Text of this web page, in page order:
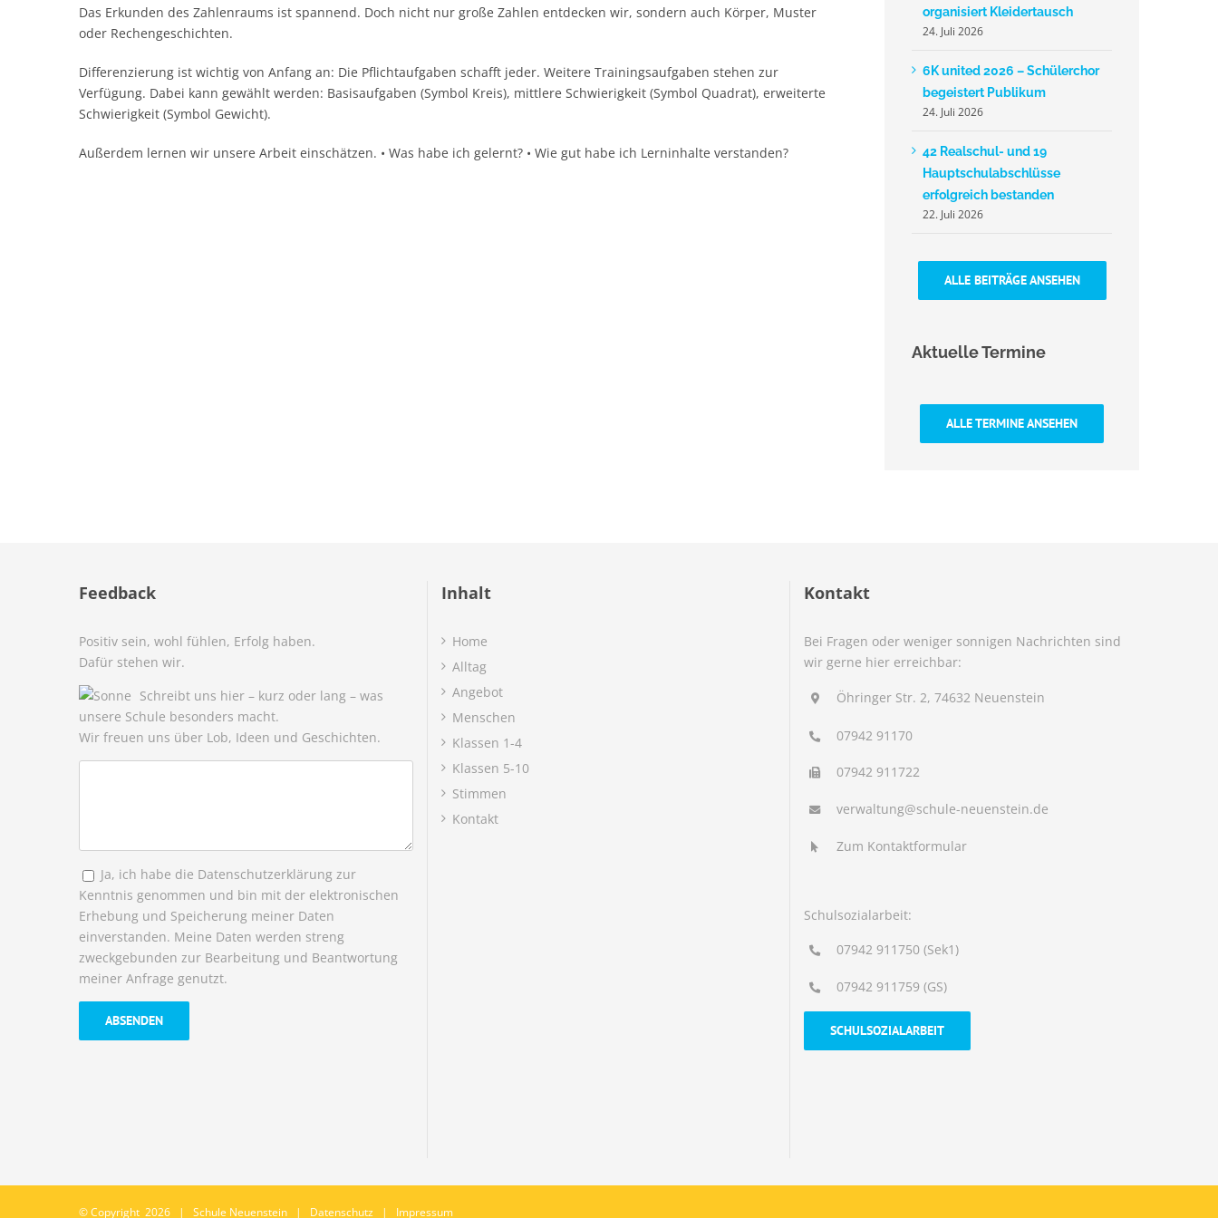
Das Erkunden des Zahlenraums ist spannend. Doch nicht nur große Zahlen entdecken wir, sondern auch Körper, Muster
oder Rechengeschichten.
Differenzierung ist wichtig von Anfang an: Die Pflichtaufgaben schafft jeder. Weitere Trainingsaufgaben stehen zur
Verfügung. Dabei kann gewählt werden: Basisaufgaben (Symbol Kreis), mittlere Schwierigkeit (Symbol Quadrat), erweiterte
Schwierigkeit (Symbol Gewicht).
Außerdem lernen wir unsere Arbeit einschätzen. • Was habe ich gelernt? • Wie gut habe ich Lerninhalte verstanden?
organisiert Kleidertausch
24. Juli 2026
6K united 2026 – Schülerchor
begeistert Publikum
24. Juli 2026
42 Realschul- und 19
Hauptschulabschlüsse
erfolgreich bestanden
22. Juli 2026
ALLE BEITRÄGE ANSEHEN
Aktuelle Termine
ALLE TERMINE ANSEHEN
Feedback
Positiv sein, wohl fühlen, Erfolg haben.
Dafür stehen wir.
Schreibt uns hier – kurz oder lang – was
unsere Schule besonders macht.
Wir freuen uns über Lob, Ideen und Geschichten.
Ja, ich habe die Datenschutzerklärung zur
Kenntnis genommen und bin mit der elektronischen
Erhebung und Speicherung meiner Daten
einverstanden. Meine Daten werden streng
zweckgebunden zur Bearbeitung und Beantwortung
meiner Anfrage genutzt.
Inhalt
Home
Alltag
Angebot
Menschen
Klassen 1-4
Klassen 5-10
Stimmen
Kontakt
Kontakt
Bei Fragen oder weniger sonnigen Nachrichten sind
wir gerne hier erreichbar:
Öhringer Str. 2, 74632 Neuenstein
07942 91170
07942 911722
verwaltung@schule-neuenstein.de
Zum Kontaktformular
Schulsozialarbeit:
07942 911750 (Sek1)
07942 911759 (GS)
SCHULSOZIALARBEIT
© Copyright 2026 | Schule Neuenstein | Datenschutz | Impressum